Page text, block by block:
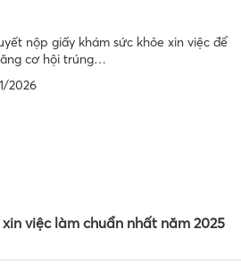
nộp giấy khám sức khỏe xin việc để
cơ hội trúng…
2026
việc làm chuẩn nhất năm 2025